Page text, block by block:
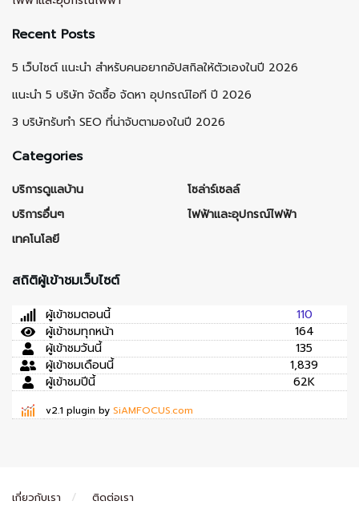
Recent Posts
5 เว็บไซต์ แนะนำ สำหรับคนอยากอัปสกิลให้ตัวเองในปี 2026
แนะนำ 5 บริษัท จัดซื้อ จัดหา อุปกรณ์ไอที ปี 2026
3 บริษัทรับทำ SEO ที่น่าจับตามองในปี 2026
Categories
บริการดูแลบ้าน
บริการอื่นๆ
เทคโนโลยี
โซล่าร์เซลล์
ไฟฟ้าและอุปกรณ์ไฟฟ้า
สถิติผู้เข้าชมเว็บไซต์
ผู้เข้าชมตอนนี้
110
ผู้เข้าชมทุกหน้า
164
ผู้เข้าชมวันนี้
135
ผู้เข้าชมเดือนนี้
1,839
ผู้เข้าชมปีนี้
62K
v2.1 plugin by SiAMFOCUS.com
เกี่ยวกับเรา ติดต่อเรา